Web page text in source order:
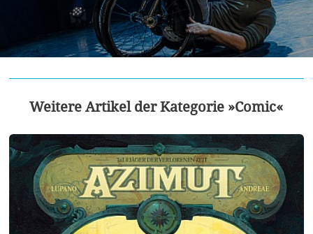
Weitere Artikel der Kategorie »Comic«